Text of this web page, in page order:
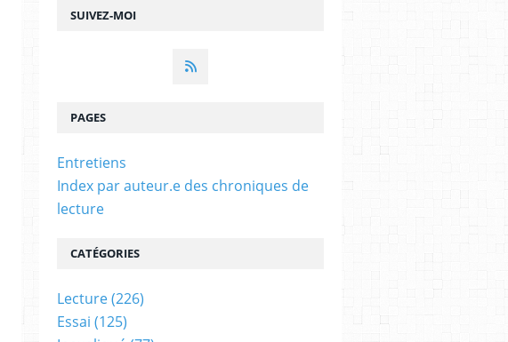
SUIVEZ-MOI
PAGES
Entretiens
Index par auteur.e des chroniques de
lecture
CATÉGORIES
Lecture(226)
Essai (125)